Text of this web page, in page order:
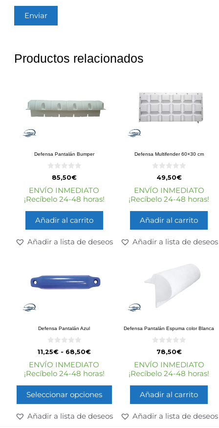
Productos relacionados
Defensa Pantalán Bumper
e
5
85,50€
ENVÍO INMEDIATO
¡Recíbelo 24-48 horas!
Añadir al carrito
Añadir a lista de deseos
Defensa Multifender 60×30 cm
e
5
49,50€
ENVÍO INMEDIATO
¡Recíbelo 24-48 horas!
Añadir al carrito
Añadir a lista de deseos
Defensa Pantalán Azul
0
d
e
5
11,25€ - 68,50€
ENVÍO INMEDIATO
¡Recíbelo 24-48 horas!
Seleccionar opciones
Añadir a lista de deseos
Defensa Pantalán Espuma color Blanca
e
5
78,50€
ENVÍO INMEDIATO
¡Recíbelo 24-48 horas!
Añadir al carrito
Añadir a lista de deseos